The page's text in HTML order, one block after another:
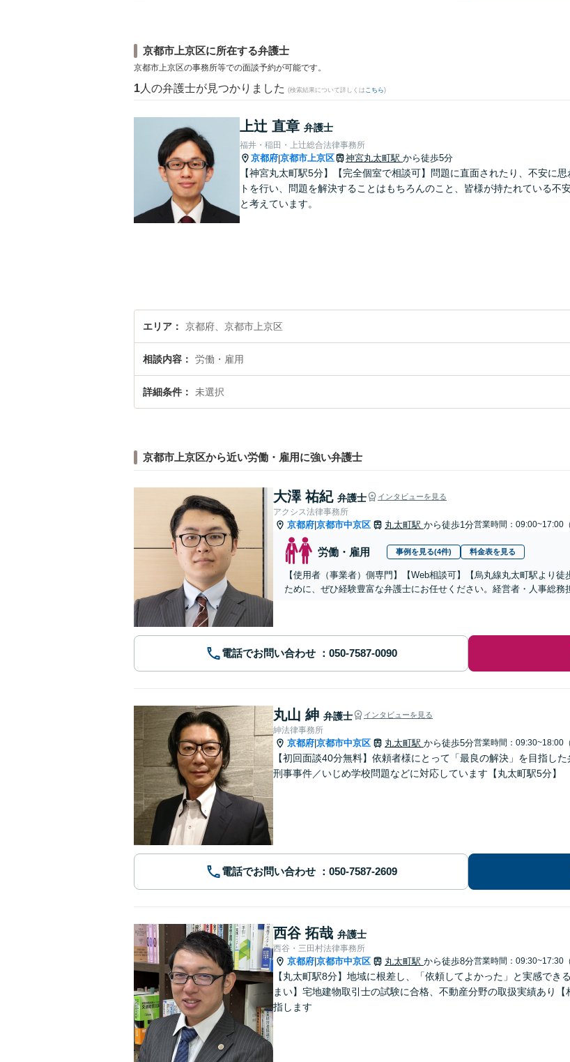
京都市上京区に所在する弁護士
京都市上京区の事務所等での面談予約が可能です。
1 人の弁護士が見つかりました (検索結果について詳しくは こちら)
上辻 直章 弁護士
福井・稲田・上辻総合法律事務所
京都府|京都市上京区 神宮丸太町駅 から徒歩5分
【神宮丸太町駅5分】【完全個室で相談可】問題に直面されたり、不安に
トを行い、問題を解決することはもちろんのこと、皆様が持たれている不
と考えています。
エリア 京都府、京都市上京区
相談内容 労働・雇用
詳細条件 未選択
京都市上京区から近い労働・雇用に強い弁護士
大澤 祐紀 弁護士 インタビューを見る
アクシス法律事務所
京都府 京都市中京区 丸太町駅 から徒歩1分営業時間：09:00~17:00（
労働・雇用 事例を見る(4件) 料金表を見る
【使用者（事業者）側専門】【Web相談可】【烏丸線丸太町駅より
ために、ぜひ経験豊富な弁護士にお任せください。経営者・人事総務
電話でお問い合わせ
丸山 紳 弁護士 インタビューを見る
紳法律事務所
京都府 京都市中京区 丸太町駅 から徒歩5分営業時間：09:30~18:00（
【初回面談40分無料】依頼者様にとって「最良の解決」を目指し
刑事事件／いじめ学校問題などに対応しています【丸太町駅5分】
電話でお問い合わせ
西谷 拓哉 弁護士
西谷・三田村法律事務所
京都府 京都市中京区 丸太町駅 から徒歩8分営業時間：09:30~17:30（
【丸太町駅8分】地域に根差し、「依頼してよかった」と実感で
まい】宅地建物取引士の試験に合格、不動産分野の取扱実績あり
指します